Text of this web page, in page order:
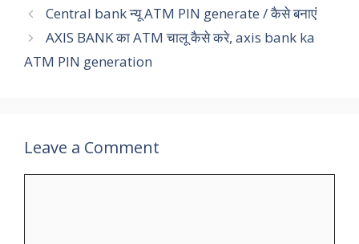
Central bank न्यू ATM PIN generate / कैसे बनाएं
AXIS BANK का ATM चालू कैसे करे, axis bank ka
ATM PIN generation
Leave a Comment